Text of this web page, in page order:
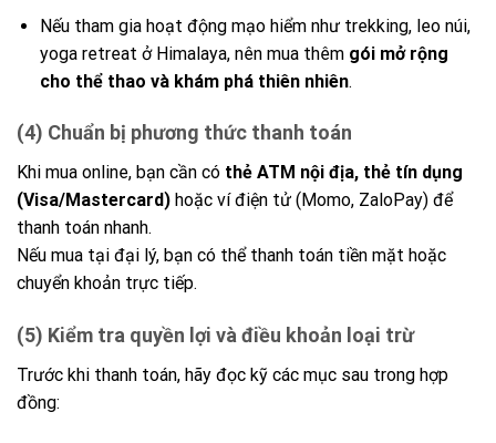
Nếu tham gia hoạt động mạo hiểm như trekking, leo núi,
yoga retreat ở Himalaya, nên mua thêm gói mở rộng
cho thể thao và khám phá thiên nhiên.
(4) Chuẩn bị phương thức thanh toán
Khi mua online, bạn cần có thẻ ATM nội địa, thẻ tín dụng
(Visa/Mastercard) hoặc ví điện tử (Momo, ZaloPay) để
thanh toán nhanh.
Nếu mua tại đại lý, bạn có thể thanh toán tiền mặt hoặc
chuyển khoản trực tiếp.
(5) Kiểm tra quyền lợi và điều khoản loại trừ
Trước khi thanh toán, hãy đọc kỹ các mục sau trong hợp
đồng: